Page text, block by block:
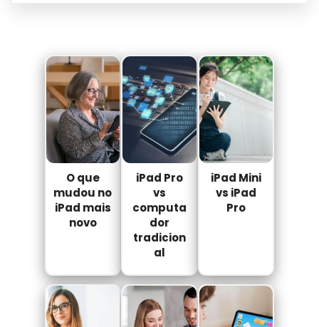
O que
mudou no
iPad mais
novo
iPad Pro
vs
computa
dor
tradicion
al
iPad Mini
vs iPad
Pro